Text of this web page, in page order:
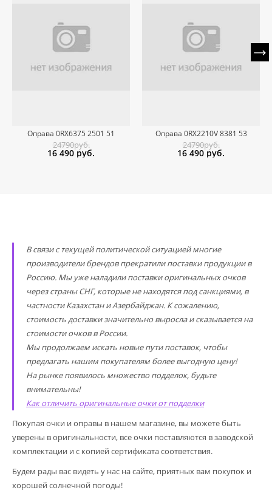
Оправа 0RX6375 2501 51
24790руб.
16 490 руб.
Оправа 0RX2210V 8381 53
24790руб.
16 490 руб.
В связи с текущей политической ситуацией многие
производители брендов прекратили поставки продукции в
Россию. Мы уже наладили поставки оригинальных очков
через страны СНГ, которые не находятся под санкциями, в
частности Казахстан и Азербайджан. К сожалению,
стоимость доставки значительно выросла и сказывается на
стоимости очков в России.
Мы продолжаем искать новые пути поставок, чтобы
предлагать нашим покупателям более выгодную цену!
На рынке появилось множество подделок, будьте
внимательны!
Как отличить оригинальные очки от подделки
Покупая очки и оправы в нашем магазине, вы можете быть
уверены в оригинальности, все очки поставляются в заводской
комплектации и с копией сертификата соответствия.
Будем рады вас видеть у нас на сайте, приятных вам покупок и
хорошей солнечной погоды!